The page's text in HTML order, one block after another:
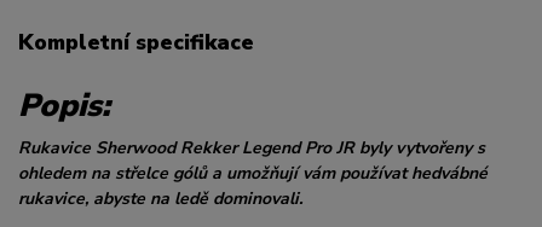
Kompletní specifikace
Popis:
Rukavice Sherwood Rekker Legend Pro JR byly vytvořeny s
ohledem na střelce gólů a umožňují vám používat hedvábné
rukavice, abyste na ledě dominovali.